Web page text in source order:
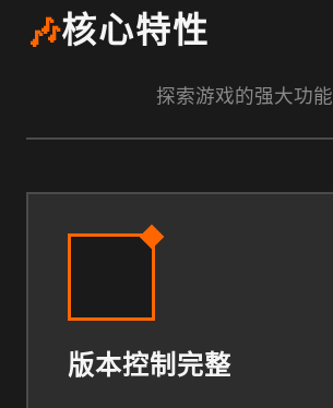
🎶核心特性
探索游戏的强大功能
版本控制完整